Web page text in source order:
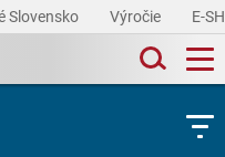
Slovensko Výročie E-